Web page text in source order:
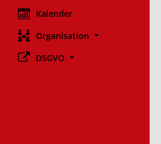
Kalender
Organisation
DSGVO